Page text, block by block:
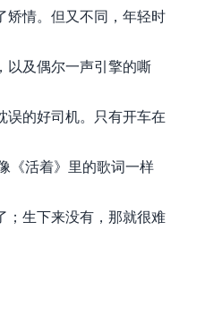
矫情。但又不同，年轻时
以及偶尔一声引擎的嘶
误的好司机。只有开车在
《活着》里的歌词一样
；生下来没有，那就很难